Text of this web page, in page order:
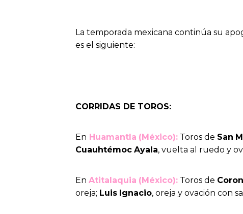
La temporada mexicana continúa su
es el siguiente:
CORRIDAS DE TOROS:
En Huamantla (México): Toros de San
Cuauhtémoc Ayala, vuelta al ruedo y
En Atitalaquia (México): Toros de
oreja; Luis Ignacio, oreja y ovación con